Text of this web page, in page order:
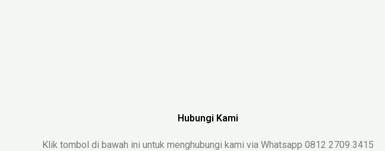
Hubungi Kami
Klik tombol di bawah ini untuk menghubungi kami via Whatsapp 0812 2709 3415